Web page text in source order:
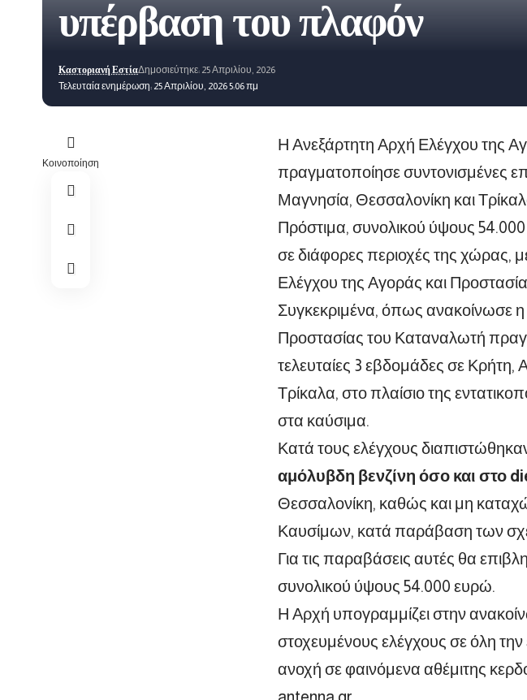
υπέρβαση του πλαφόν
Τελευταία ενημέρωση: 25 Απριλίου, 2026 5:06 πμ
Καστοριανή ΕστίαΔημοσιεύτηκε: 25 Απριλίου, 2026
Κοινοποίηση
Η Ανεξάρτητη Αρχή Ελέγχου της
πραγματοποίησε συντονισμένες
Μαγνησία, Θεσσαλονίκη και
Πρόστιμα, συνολικού ύψους
σε διάφορες περιοχές της χώρας,
Ελέγχου της Αγοράς και
Συγκεκριμένα, όπως ανακοίνωσε
Προστασίας του Καταναλωτή
τελευταίες 3 εβδομάδες σε
Τρίκαλα, στο πλαίσιο της
στα καύσιμα.
Κατά τους ελέγχους
αμόλυβδη βενζίνη όσο και στο
Θεσσαλονίκη, καθώς και μη
Καυσίμων, κατά παράβαση των
Για τις παραβάσεις αυτές θα
συνολικού ύψους 54.000 ευρώ.
Η Αρχή υπογραμμίζει στην
στοχευμένους ελέγχους σε όλη
ανοχή σε φαινόμενα αθέμιτης